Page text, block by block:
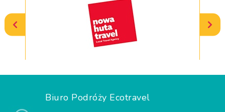
Biuro Podróży Ecotravel